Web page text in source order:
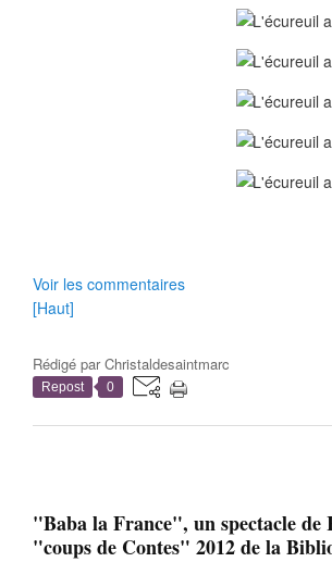
Voir les commentaires
[Haut]
Rédigé parChristaldesaintmarc
Repost 0
"Baba la France", un spectacle de
"coups de Contes" 2012 de la